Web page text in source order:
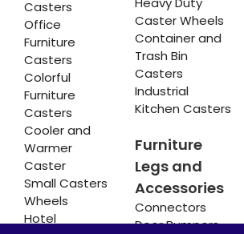
Casters
Office
Furniture
Casters
Colorful
Furniture
Casters
Cooler and
Warmer
Caster
Small Casters
Wheels
Hotel
Caster Wheels
Container and
Trash Bin
Casters
Industrial
Kitchen Casters
Furniture
Legs and
Accessories
Connectors
Door Bumpers